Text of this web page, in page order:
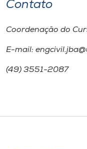
Contato
Coordenação do
E-mail:
(49) 3551-2087